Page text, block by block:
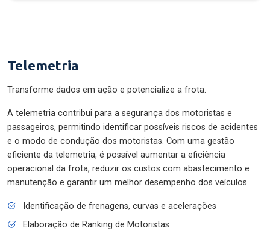
Telemetria
Transforme dados em ação e potencialize a frota.
A telemetria contribui para a segurança dos motoristas e
passageiros, permitindo identificar possíveis riscos de acidentes
e o modo de condução dos motoristas. Com uma gestão
eficiente da telemetria, é possível aumentar a eficiência
operacional da frota, reduzir os custos com abastecimento e
manutenção e garantir um melhor desempenho dos veículos.
Identificação de frenagens, curvas e acelerações
Elaboração de Ranking de Motoristas